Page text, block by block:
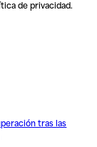
de privacidad.
tras las